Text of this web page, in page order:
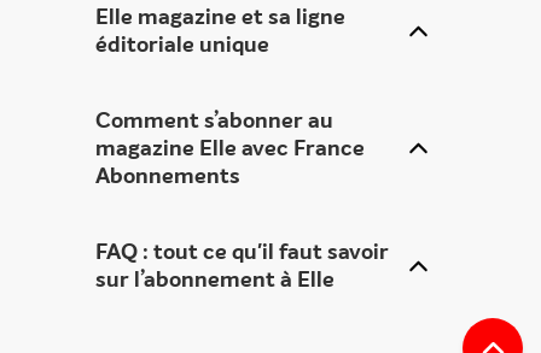
Elle magazine et sa ligne
éditoriale unique
Comment s’abonner au
magazine Elle avec France
Abonnements
FAQ : tout ce qu'il faut savoir
sur l’abonnement à Elle